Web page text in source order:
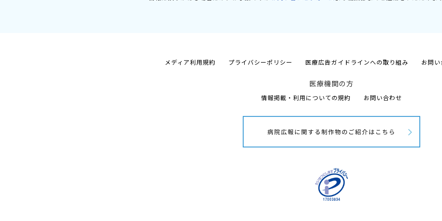
メディア利用規約 プライバシーポリシー 医療広告ガイドラインへの取り組み お問
医療機関の方
情報掲載・利用についての規約 お問い合わせ